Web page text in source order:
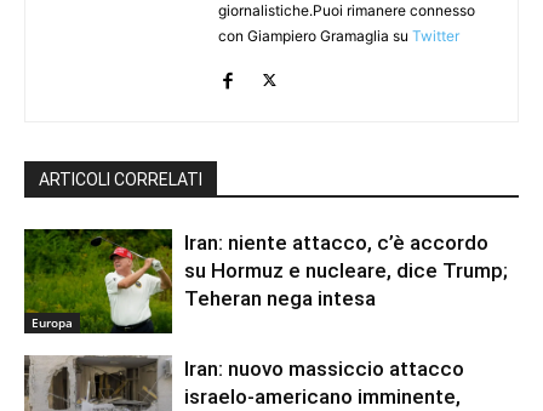
giornalistiche.Puoi rimanere connesso
con Giampiero Gramaglia su Twitter
ARTICOLI CORRELATI
Europa
Iran: niente attacco, c’è accordo
su Hormuz e nucleare, dice Trump;
Teheran nega intesa
Iran: nuovo massiccio attacco
israelo-americano imminente,